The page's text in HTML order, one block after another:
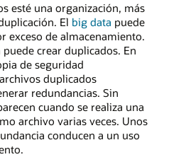
esté una organización, más
El big data puede
exceso de almacenamiento.
crear duplicados. En
de seguridad
duplicados
redundancias. Sin
cuando se realiza una
archivo varias veces. Unos
conducen a un uso